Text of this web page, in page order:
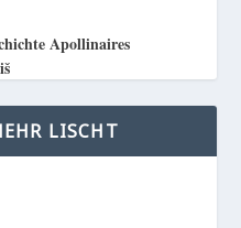
Apollinaires
LISCHT